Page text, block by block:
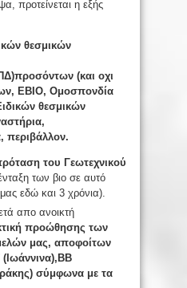
προτείνεται η εξής
θεσμικών
προσόντων (και οχι
, ΕΒΙΟ, Ομοσπονδία
θεσμικών
, περιβάλλον.
του Γεωτεχνικού
των βιο σε αυτό
εδώ και 3 χρόνια).
απο ανοικτή
προώθησης των
μας, αποφοίτων
σύμφωνα με τα